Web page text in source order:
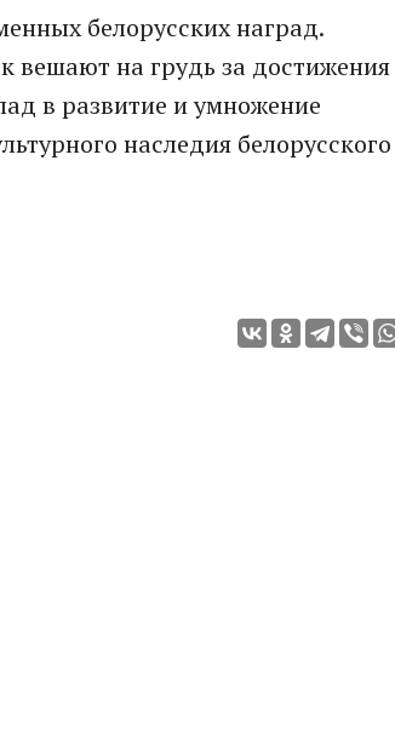
белорусских наград.
вешают на грудь за достижения
в развитие и умножение
наследия белорусского